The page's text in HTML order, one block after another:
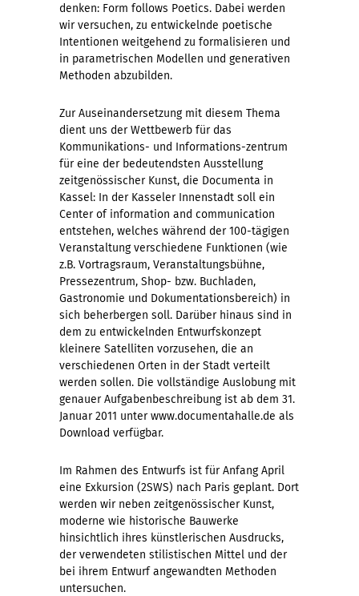
denken: Form follows Poetics. Dabei werden
wir versuchen, zu entwickelnde poetische
Intentionen weitgehend zu formalisieren und
in parametrischen Modellen und generativen
Methoden abzubilden.
Zur Auseinandersetzung mit diesem Thema
dient uns der Wettbewerb für das
Kommunikations- und Informations-zentrum
für eine der bedeutendsten Ausstellung
zeitgenössischer Kunst, die Documenta in
Kassel: In der Kasseler Innenstadt soll ein
Center of information and communication
entstehen, welches während der 100-tägigen
Veranstaltung verschiedene Funktionen (wie
z.B. Vortragsraum, Veranstaltungsbühne,
Pressezentrum, Shop- bzw. Buchladen,
Gastronomie und Dokumentationsbereich) in
sich beherbergen soll. Darüber hinaus sind in
dem zu entwickelnden Entwurfskonzept
kleinere Satelliten vorzusehen, die an
verschiedenen Orten in der Stadt verteilt
werden sollen. Die vollständige Auslobung mit
genauer Aufgabenbeschreibung ist ab dem 31.
Januar 2011 unter www.documentahalle.de als
Download verfügbar.
Im Rahmen des Entwurfs ist für Anfang April
eine Exkursion (2SWS) nach Paris geplant. Dort
werden wir neben zeitgenössischer Kunst,
moderne wie historische Bauwerke
hinsichtlich ihres künstlerischen Ausdrucks,
der verwendeten stilistischen Mittel und der
bei ihrem Entwurf angewandten Methoden
untersuchen.